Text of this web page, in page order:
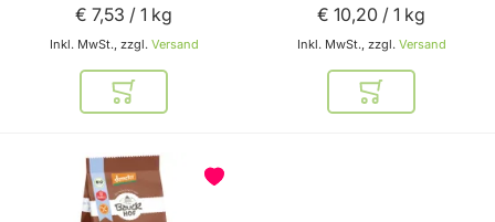
Inkl. MwSt., zzgl. Versand
€ 7,53 / 1 kg
In den Warenkorb
Inkl. MwSt., zzgl. Versand
€ 10,20 / 1 kg
In den